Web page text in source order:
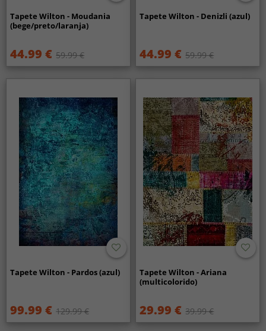
Tapete Wilton - Moudania
(bege/preto/laranja)
44.99 € 59.99 €
Tapete Wilton - Denizli (azul)
44.99 € 59.99 €
Tapete Wilton - Pardos (azul)
99.99 € 129.99 €
Tapete Wilton - Ariana
(multicolorido)
29.99 € 39.99 €